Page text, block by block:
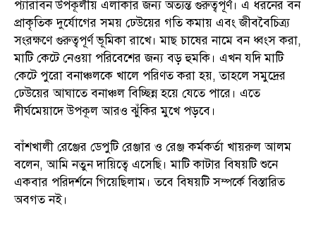
প্যারাবন উপকূলীয় এলাকার জন্য অত্যন্ত গুরুত্বপূর্ণ। এ ধরনের বন
প্রাকৃতিক দুর্যোগের সময় ঢেউয়ের গতি কমায় এবং জীববৈচিত্র্য
সংরক্ষণে গুরুত্বপূর্ণ ভূমিকা রাখে। মাছ চাষের নামে বন ধ্বংস করা,
মাটি কেটে নেওয়া পরিবেশের জন্য বড় হুমকি। এখন যদি মাটি
কেটে পুরো বনাঞ্চলকে খালে পরিণত করা হয়, তাহলে সমুদ্রের
ঢেউয়ের আঘাতে বনাঞ্চল বিচ্ছিন্ন হয়ে যেতে পারে। এতে
দীর্ঘমেয়াদে উপকূল আরও ঝুঁকির মুখে পড়বে।
বাঁশখালী রেঞ্জের ডেপুটি রেঞ্জার ও রেঞ্জ কর্মকর্তা খায়রুল আলম
বলেন, আমি নতুন দায়িত্বে এসেছি। মাটি কাটার বিষয়টি শুনে
একবার পরিদর্শনে গিয়েছিলাম। তবে বিষয়টি সম্পর্কে বিস্তারিত
অবগত নই।